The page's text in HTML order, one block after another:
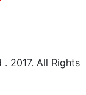
2017. All Rights